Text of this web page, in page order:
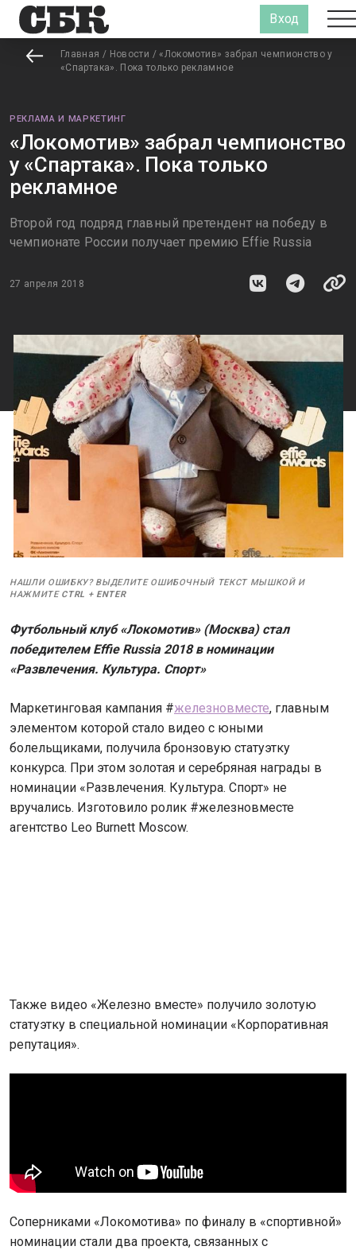
Вход
Главная / Новости / «Локомотив» забрал чемпионство у
«Спартака». Пока только рекламное
РЕКЛАМА И МАРКЕТИНГ
«Локомотив» забрал чемпионство
у «Спартака». Пока только
рекламное
Второй год подряд главный претендент на победу в
чемпионате России получает премию Effie Russia
27 апреля 2018
НАШЛИ ОШИБКУ? ВЫДЕЛИТЕ ОШИБОЧНЫЙ ТЕКСТ МЫШКОЙ И
НАЖМИТЕ CTRL + ENTER
Футбольный клуб «Локомотив» (Москва) стал
победителем Effie Russia 2018 в номинации
«Развлечения. Культура. Спорт»
Маркетинговая кампания #железновместе, главным
элементом которой стало видео с юными
болельщиками, получила бронзовую статуэтку
конкурса. При этом золотая и серебряная награды в
номинации «Развлечения. Культура. Спорт» не
вручались. Изготовило ролик #железновместе
агентство Leo Burnett Moscow.
Также видео «Железно вместе» получило золотую
статуэтку в специальной номинации «Корпоративная
репутация».
Соперниками «Локомотива» по финалу в «спортивной»
номинации стали два проекта, связанных с